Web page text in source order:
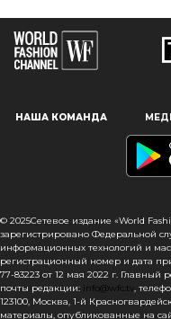
Наш сайт использует
чтобы гарантировать
пользователям,
информацию,
сайта, вы
файлов cookie в
в отношении данного
с тем, чтобы мы
то вы должны
настройки вашего
НАША КОМАНДА
© 2025Сетевое издание «World
зарегистрировано Федеральной
информационных технологий и
регистрационный номер и дата
77-83223 от 12 мая 2022 г. Главный
почты редакции: info@wfc.tv,
123100, Москва, 1-й
материалы, опубликованные на